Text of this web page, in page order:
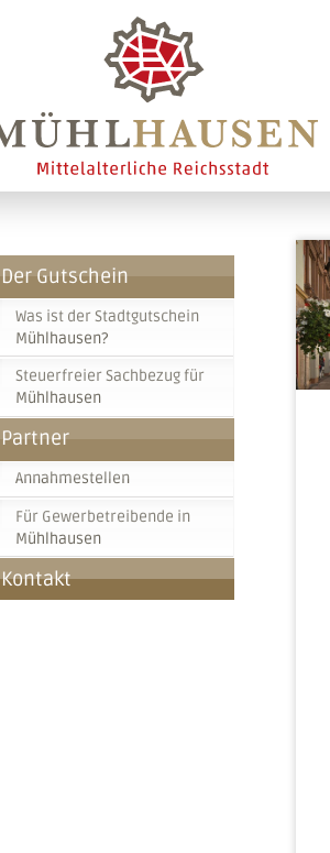
Der Gutschein
Was ist der Stadtgutschein
Mühlhausen?
Steuerfreier Sachbezug für
Mühlhausen
Partner
Annahmestellen
Für Gewerbetreibende in
Mühlhausen
Kontakt